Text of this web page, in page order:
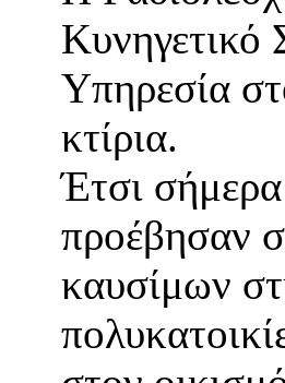
Κυνηγετικό
Υπηρεσία
κτίρια.
Έτσι
προέβησαν
καυσίμων